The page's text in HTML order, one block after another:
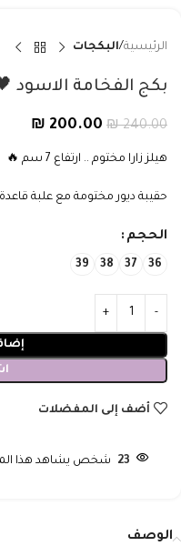
الرئيسية البكجات
بكج الفخامة الاسود
₪240.00
₪ 200.00
هيلز زارا مختوم .. ارتفاع 7 سم 🔥
حقيبة ديور مختومة مع علبة قاعدة 22 سم
الحجم
36
37
38
39
أضف إلى المفضلات
23 شخص يشاهد هذا
الوصف